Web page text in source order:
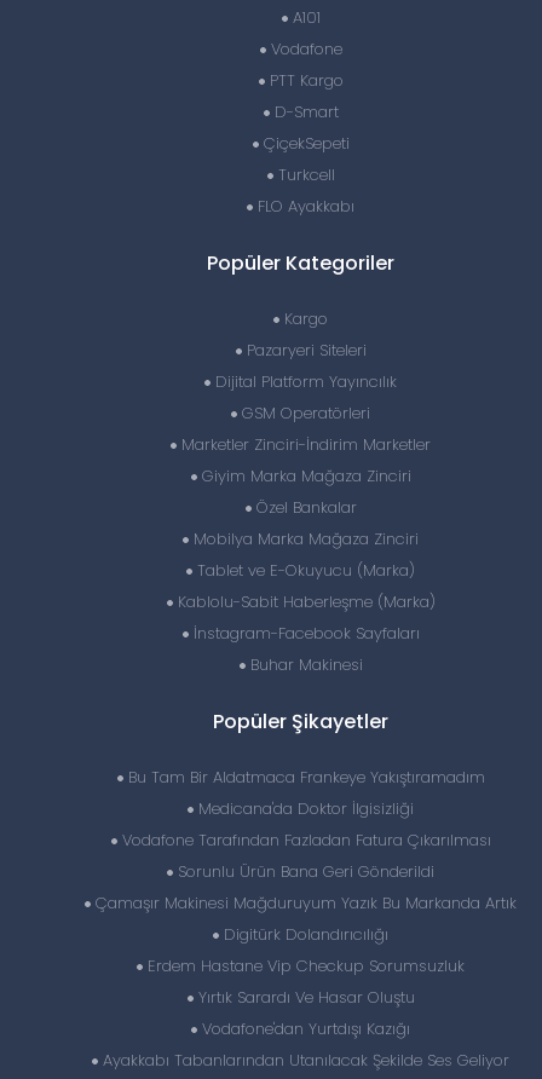
A101
Vodafone
PTT Kargo
D-Smart
ÇiçekSepeti
Turkcell
FLO Ayakkabı
Popüler Kategoriler
Kargo
Pazaryeri Siteleri
Dijital Platform Yayıncılık
GSM Operatörleri
Marketler Zinciri-İndirim Marketler
Giyim Marka Mağaza Zinciri
Özel Bankalar
Mobilya Marka Mağaza Zinciri
Tablet ve E-Okuyucu (Marka)
Kablolu-Sabit Haberleşme (Marka)
İnstagram-Facebook Sayfaları
Buhar Makinesi
Popüler Şikayetler
Bu Tam Bir Aldatmaca Frankeye Yakıştıramadım
Medicana'da Doktor İlgisizliği
Vodafone Tarafından Fazladan Fatura Çıkarılması
Sorunlu Ürün Bana Geri Gönderildi
Çamaşır Makinesi Mağduruyum Yazık Bu Markanda Artık
Digitürk Dolandırıcılığı
Erdem Hastane Vip Checkup Sorumsuzluk
Yırtık Sarardı Ve Hasar Oluştu
Vodafone'dan Yurtdışı Kazığı
Ayakkabı Tabanlarından Utanılacak Şekilde Ses Geliyor